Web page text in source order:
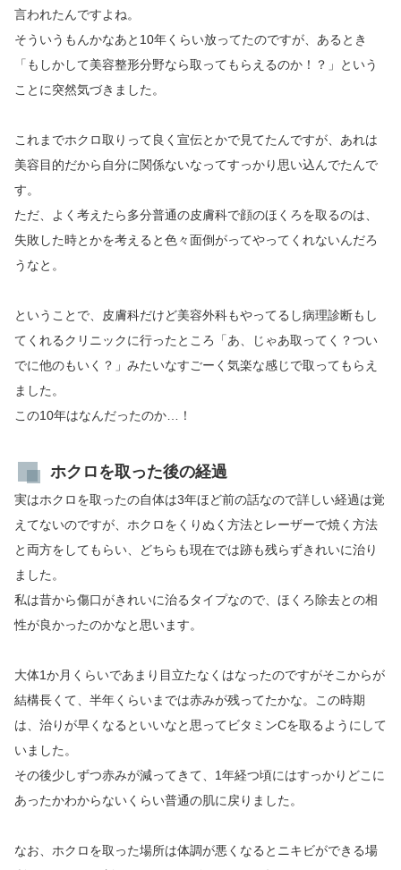
言われたんですよね。
そういうもんかなあと10年くらい放ってたのですが、あるとき
「もしかして美容整形分野なら取ってもらえるのか！？」という
ことに突然気づきました。
これまでホクロ取りって良く宣伝とかで見てたんですが、あれは
美容目的だから自分に関係ないなってすっかり思い込んでたんで
す。
ただ、よく考えたら多分普通の皮膚科で顔のほくろを取るのは、
失敗した時とかを考えると色々面倒がってやってくれないんだろ
うなと。
ということで、皮膚科だけど美容外科もやってるし病理診断もし
てくれるクリニックに行ったところ「あ、じゃあ取ってく？つい
でに他のもいく？」みたいなすごーく気楽な感じで取ってもらえ
ました。
この10年はなんだったのか…！
ホクロを取った後の経過
実はホクロを取ったの自体は3年ほど前の話なので詳しい経過は覚
えてないのですが、ホクロをくりぬく方法とレーザーで焼く方法
と両方をしてもらい、どちらも現在では跡も残らずきれいに治り
ました。
私は昔から傷口がきれいに治るタイプなので、ほくろ除去との相
性が良かったのかなと思います。
大体1か月くらいであまり目立たなくはなったのですがそこからが
結構長くて、半年くらいまでは赤みが残ってたかな。この時期
は、治りが早くなるといいなと思ってビタミンCを取るようにして
いました。
その後少しずつ赤みが減ってきて、1年経つ頃にはすっかりどこに
あったかわからないくらい普通の肌に戻りました。
なお、ホクロを取った場所は体調が悪くなるとニキビができる場